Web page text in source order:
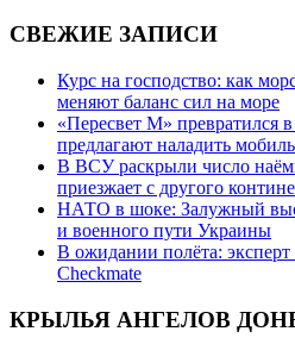
СВЕЖИЕ ЗАПИСИ
Курс на господство: как
меняют баланс сил на море
«Пересвет М» превратился
предлагают наладить
В ВСУ раскрыли число
приезжает с другого
НАТО в шоке: Залужный
и военного пути Украины
В ожидании полёта: эксперт
Checkmate
КРЫЛЬЯ АНГЕЛОВ